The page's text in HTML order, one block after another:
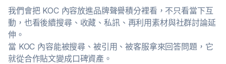
我們會把 KOC 內容放進品牌聲譽積分裡看，不只看當下互
動，也看後續搜尋、收藏、私訊、再利用素材與社群討論延
伸。
當 KOC 內容能被搜尋、被引用、被客服拿來回答問題，它
就從合作貼文變成口碑資產。